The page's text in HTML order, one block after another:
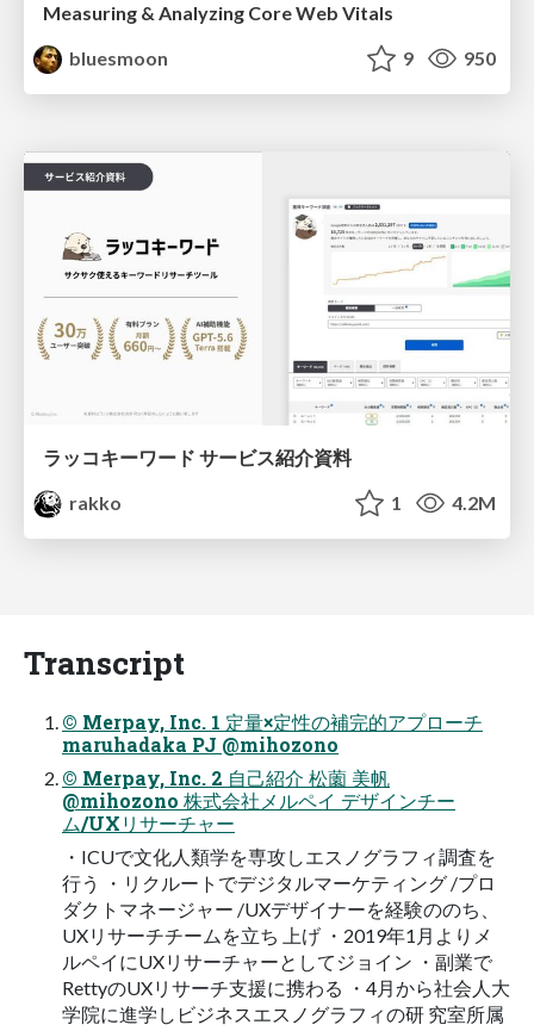
Measuring & Analyzing Core Web Vitals
bluesmoon
9 950
ラッコキーワード サービス紹介資料
rakko
1 4.2M
Transcript
© Merpay, Inc. 1 定量×定性の補完的アプローチ
maruhadaka PJ @mihozono
© Merpay, Inc. 2 自己紹介 松薗 美帆
@mihozono 株式会社メルペイ デザインチー
ム/UXリサーチャー
・ICUで文化人類学を専攻しエスノグラフィ調査を
行う ・リクルートでデジタルマーケティング /プロ
ダクトマネージャー /UXデザイナーを経験ののち、
UXリサーチチームを立ち 上げ ・2019年1月よりメ
ルペイにUXリサーチャーとしてジョイン ・副業で
RettyのUXリサーチ支援に携わる ・4月から社会人大
学院に進学しビジネスエスノグラフィの研 究室所属